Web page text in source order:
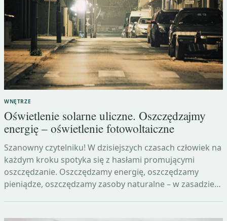
WNĘTRZE
Oświetlenie solarne uliczne. Oszczędzajmy
energię – oświetlenie fotowoltaiczne
Szanowny czytelniku! W dzisiejszych czasach człowiek na
każdym kroku spotyka się z hasłami promującymi
oszczędzanie. Oszczędzamy energię, oszczędzamy
pieniądze, oszczędzamy zasoby naturalne – w zasadzie…